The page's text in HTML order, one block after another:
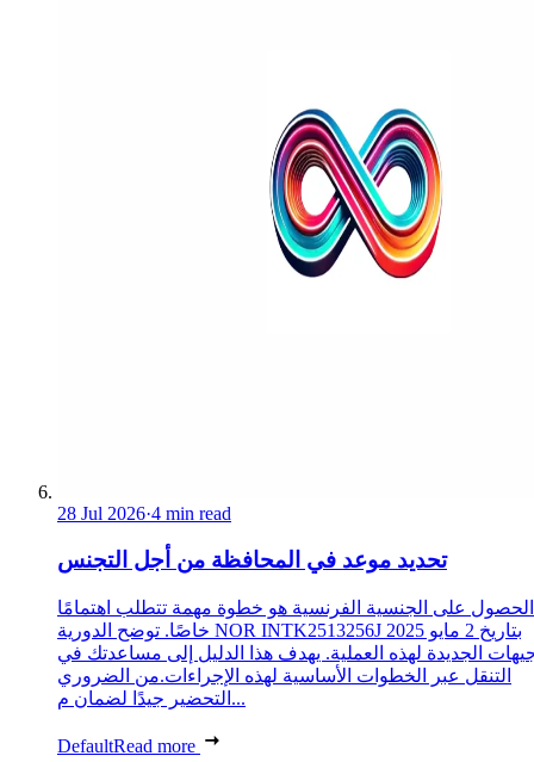
28 Jul 2026·4 min read
تحديد موعد في المحافظة من أجل التجنس
الحصول على الجنسية الفرنسية هو خطوة مهمة تتطلب اهتمامًا
خاصًا. توضح الدورية NOR INTK2513256J بتاريخ 2 مايو 2025
الجديدة لهذه العملية. يهدف هذا الدليل إلى مساعدتك في
التنقل عبر الخطوات الأساسية لهذه الإجراءات.من الضروري
التحضير جيدًا لضمان م...
DefaultRead more